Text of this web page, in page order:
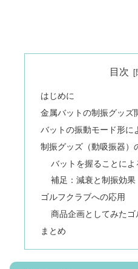
目次
はじめに
金属バットの制振グッズ
バットの振動モード形に
制振グッズ（動吸振器）
バットを握ることに
補足：減衰と制振効果
ゴルフクラブへの応用
商品企画としてみた
まとめ